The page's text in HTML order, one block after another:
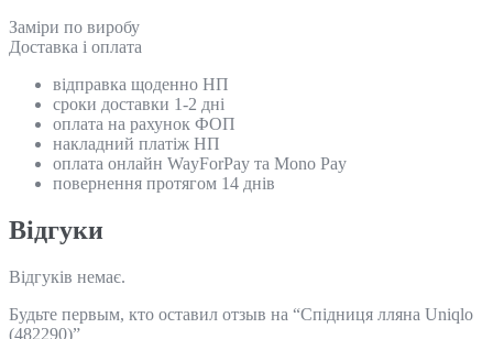
Замiри по виробу
Доставка і оплата
відправка щоденно НП
сроки доставки 1-2 дні
оплата на рахунок ФОП
накладний платіж НП
оплата онлайн WayForPay та Mono Pay
повернення протягом 14 днів
Відгуки
Відгуків немає.
Будьте первым, кто оставил отзыв на “Спідниця лляна Uniqlo
(482290)”